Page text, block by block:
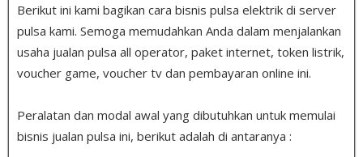
Berikut ini kami bagikan cara bisnis pulsa elektrik di server
pulsa kami. Semoga memudahkan Anda dalam menjalankan
usaha jualan pulsa all operator, paket internet, token listrik,
voucher game, voucher tv dan pembayaran online ini.
Peralatan dan modal awal yang dibutuhkan untuk memulai
bisnis jualan pulsa ini, berikut adalah di antaranya :